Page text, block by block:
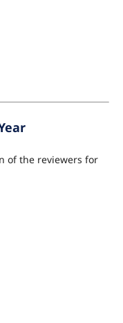
of the reviewers for